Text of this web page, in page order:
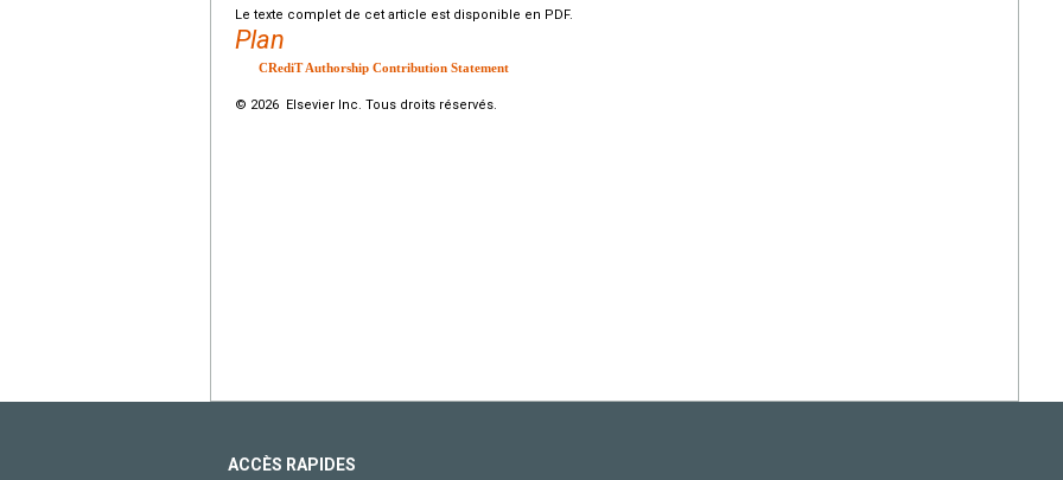
Le texte complet de cet article est disponible en PDF.
Plan
CRediT Authorship Contribution Statement
© 2026 Elsevier Inc. Tous droits réservés.
ACCÈS RAPIDES